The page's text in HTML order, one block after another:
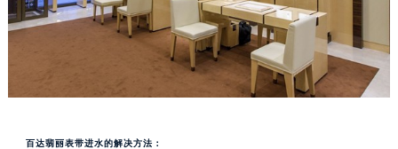
百达翡丽表带进水的解决方法：